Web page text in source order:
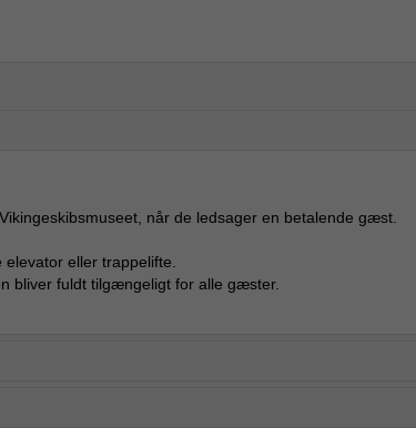
når de ledsager en betalende gæst.
eller trappelifte.
bliver fuldt tilgængeligt for alle gæster.